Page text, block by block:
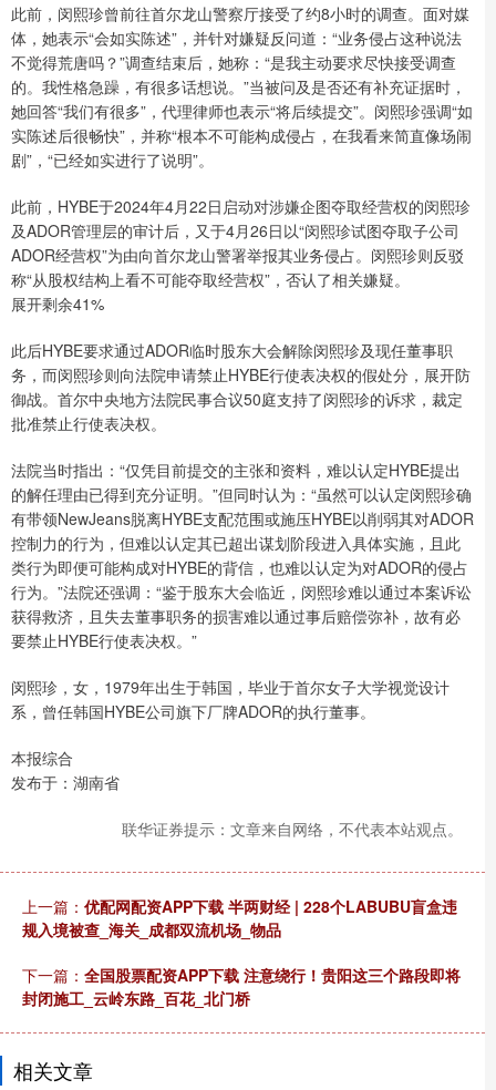
此前，闵熙珍曾前往首尔龙山警察厅接受了约8小时的调查。面对媒
体，她表示“会如实陈述”，并针对嫌疑反问道：“业务侵占这种说法
不觉得荒唐吗？”调查结束后，她称：“是我主动要求尽快接受调查
的。我性格急躁，有很多话想说。”当被问及是否还有补充证据时，
她回答“我们有很多”，代理律师也表示“将后续提交”。闵熙珍强调“如
实陈述后很畅快”，并称“根本不可能构成侵占，在我看来简直像场闹
剧”，“已经如实进行了说明”。
此前，HYBE于2024年4月22日启动对涉嫌企图夺取经营权的闵熙珍
及ADOR管理层的审计后，又于4月26日以“闵熙珍试图夺取子公司
ADOR经营权”为由向首尔龙山警署举报其业务侵占。闵熙珍则反驳
称“从股权结构上看不可能夺取经营权”，否认了相关嫌疑。
展开剩余41%
此后HYBE要求通过ADOR临时股东大会解除闵熙珍及现任董事职
务，而闵熙珍则向法院申请禁止HYBE行使表决权的假处分，展开防
御战。首尔中央地方法院民事合议50庭支持了闵熙珍的诉求，裁定
批准禁止行使表决权。
法院当时指出：“仅凭目前提交的主张和资料，难以认定HYBE提出
的解任理由已得到充分证明。”但同时认为：“虽然可以认定闵熙珍确
有带领NewJeans脱离HYBE支配范围或施压HYBE以削弱其对ADOR
控制力的行为，但难以认定其已超出谋划阶段进入具体实施，且此
类行为即便可能构成对HYBE的背信，也难以认定为对ADOR的侵占
行为。”法院还强调：“鉴于股东大会临近，闵熙珍难以通过本案诉讼
获得救济，且失去董事职务的损害难以通过事后赔偿弥补，故有必
要禁止HYBE行使表决权。”
闵熙珍，女，1979年出生于韩国，毕业于首尔女子大学视觉设计
系，曾任韩国HYBE公司旗下厂牌ADOR的执行董事。
本报综合
发布于：湖南省
联华证券提示：文章来自网络，不代表本站观点。
上一篇： 优配网配资APP下载 半两财经 | 228个LABUBU盲盒违
规入境被查_海关_成都双流机场_物品
下一篇： 全国股票配资APP下载 注意绕行！贵阳这三个路段即将
封闭施工_云岭东路_百花_北门桥
相关文章